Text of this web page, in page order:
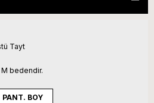
Tayt
bedendir.
PANT. BOY